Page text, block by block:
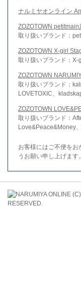
ナルミヤオンライン
ZOZOTOWN petitmain
取り扱いブランド：
ZOZOTOWN X-girl
取り扱いブランド：
ZOZOTOWN
取り扱いブランド：
LOVETOXIC、
ZOZOTOWN
取り扱いブランド：
Love&Peace&Money
お客様にはご不便をお
うお願い申し上げます。